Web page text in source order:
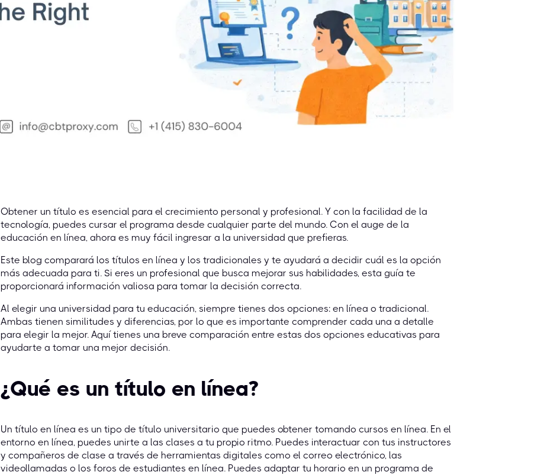
Obtener un título es esencial para el crecimiento personal y profesional. Y con la facilidad de la
tecnología, puedes cursar el programa desde cualquier parte del mundo. Con el auge de la
educación en línea, ahora es muy fácil ingresar a la universidad que prefieras.
Este blog comparará los títulos en línea y los tradicionales y te ayudará a decidir cuál es la opción
más adecuada para ti. Si eres un profesional que busca mejorar sus habilidades, esta guía te
proporcionará información valiosa para tomar la decisión correcta.
Al elegir una universidad para tu educación, siempre tienes dos opciones: en línea o tradicional.
Ambas tienen similitudes y diferencias, por lo que es importante comprender cada una a detalle
para elegir la mejor. Aquí tienes una breve comparación entre estas dos opciones educativas para
ayudarte a tomar una mejor decisión.
¿Qué es un título en línea?
Un título en línea es un tipo de título universitario que puedes obtener tomando cursos en línea. En el
entorno en línea, puedes unirte a las clases a tu propio ritmo. Puedes interactuar con tus instructores
y compañeros de clase a través de herramientas digitales como el correo electrónico, las
videollamadas o los foros de estudiantes en línea. Puedes adaptar tu horario en un programa de